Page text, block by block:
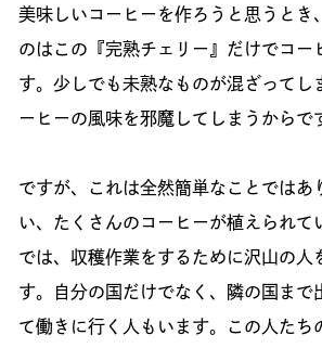
美味しいコーヒーを作ろうと思うとき
のはこの『完熟チェリー』だけでコー
す。少しでも未熟なものが混ざってし
ーヒーの風味を邪魔してしまうからで
ですが、これは全然簡単なことではあ
い、たくさんのコーヒーが植えられて
では、収穫作業をするために沢山の人
す。自分の国だけでなく、隣の国まで
て働きに行く人もいます。この人たち